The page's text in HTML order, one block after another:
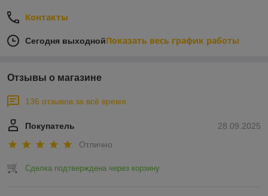
Контакты
Сегодня выходнойПоказать весь график работы
Отзывы о магазине
136 отзывов за всё время
28.09.2025
Покупатель
Отлично
Сделка подтверждена через корзину